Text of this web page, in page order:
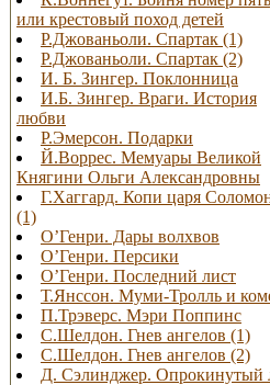
или крестовый поход детей
Р.Джованьоли. Спартак (1)
Р.Джованьоли. Спартак (2)
И. Б. Зингер. Поклонница
И.Б. Зингер. Враги. История
любви
Р.Эмерсон. Подарки
Й.Воррес. Мемуары Великой
Княгини Ольги Александровны
Г.Хаггард. Копи царя
(1)
О’Генри. Дары волхвов
О’Генри. Персики
О’Генри. Последний лист
Т.Янссон. Муми-Тролль и
П.Трэверс. Мэри Поппинс
С.Шелдон. Гнев ангелов (1)
С.Шелдон. Гнев ангелов (2)
Д. Сэлинджер. Опрокинутый